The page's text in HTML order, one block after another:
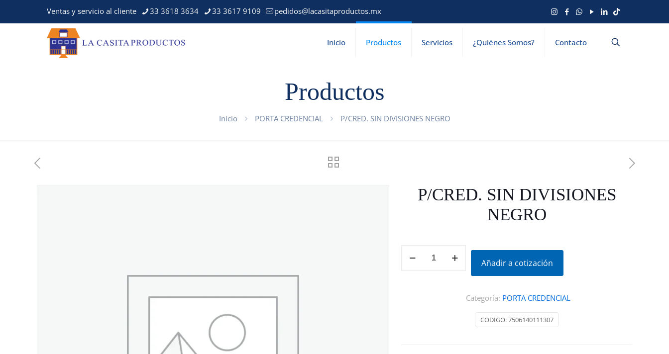
Ventas y servicio al cliente 33 3618 3634 33 3617 9109 pedidos@lacasitaproductos.mx
Inicio Productos Servicios ¿Quiénes Somos? Contacto
Productos
Inicio PORTA CREDENCIAL P/CRED. SIN DIVISIONES NEGRO
P/CRED. SIN DIVISIONES
NEGRO
Añadir a cotización
CODIGO:7506140111307
Categoría: PORTA CREDENCIAL